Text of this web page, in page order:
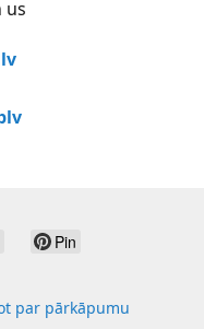
us
Pin
par pārkāpumu